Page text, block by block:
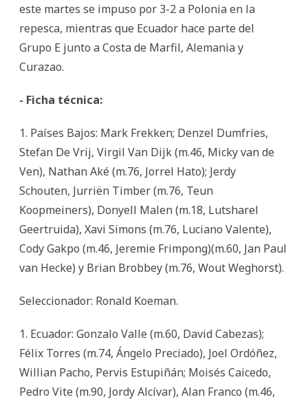
este martes se impuso por 3-2 a Polonia en la
repesca, mientras que Ecuador hace parte del
Grupo E junto a Costa de Marfil, Alemania y
Curazao.
- Ficha técnica:
1. Países Bajos: Mark Frekken; Denzel Dumfries,
Stefan De Vrij, Virgil Van Dijk (m.46, Micky van de
Ven), Nathan Aké (m.76, Jorrel Hato); Jerdy
Schouten, Jurriën Timber (m.76, Teun
Koopmeiners), Donyell Malen (m.18, Lutsharel
Geertruida), Xavi Simons (m.76, Luciano Valente),
Cody Gakpo (m.46, Jeremie Frimpong)(m.60, Jan Paul
van Hecke) y Brian Brobbey (m.76, Wout Weghorst).
Seleccionador: Ronald Koeman.
1. Ecuador: Gonzalo Valle (m.60, David Cabezas);
Félix Torres (m.74, Ángelo Preciado), Joel Ordóñez,
Willian Pacho, Pervis Estupiñán; Moisés Caicedo,
Pedro Vite (m.90, Jordy Alcívar), Alan Franco (m.46,